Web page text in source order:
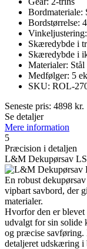
Bordmateriale:
Bordstørrelse:
Skæredybde i
Skæredybde i
Materialer: Stål
Medfølger: 5
SKU: ROL-
Seneste pris: 4898 kr.
Se detaljer
Mere information
5
Præcision i detaljen
L&M Dekupørsav
En robust
vipbart savbord, der
materialer.
Hvorfor den er
udvalgt for sin solide
og præcise
detaljeret udskæring i